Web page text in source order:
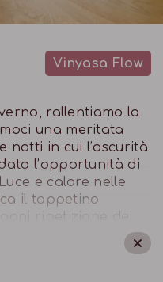
Vinyasa Flow
rallentiamo la
una meritata
notti in cui l’oscurità
l’opportunità di
e calore nelle
il tappetino
ripetizione dei
di ringraziamento e
illumina le nostre